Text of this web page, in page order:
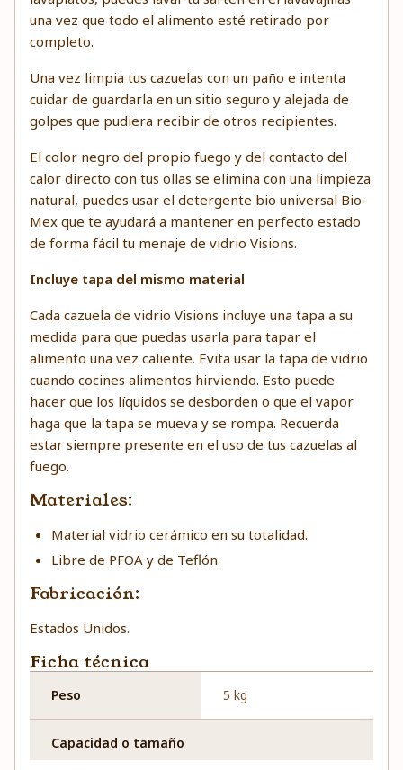
una vez que todo el alimento esté retirado por
completo.
Una vez limpia tus cazuelas con un paño e intenta
cuidar de guardarla en un sitio seguro y alejada de
golpes que pudiera recibir de otros recipientes.
El color negro del propio fuego y del contacto del
calor directo con tus ollas se elimina con una limpieza
natural, puedes usar el detergente bio universal Bio-
Mex que te ayudará a mantener en perfecto estado
de forma fácil tu menaje de vidrio Visions.
Incluye tapa del mismo material
Cada cazuela de vidrio Visions incluye una tapa a su
medida para que puedas usarla para tapar el
alimento una vez caliente. Evita usar la tapa de vidrio
cuando cocines alimentos hirviendo. Esto puede
hacer que los líquidos se desborden o que el vapor
haga que la tapa se mueva y se rompa. Recuerda
estar siempre presente en el uso de tus cazuelas al
fuego.
Materiales:
Material vidrio cerámico en su totalidad.
Libre de PFOA y de Teflón.
Fabricación:
Estados Unidos.
Ficha técnica
Peso 5 kg
Capacidad o tamaño